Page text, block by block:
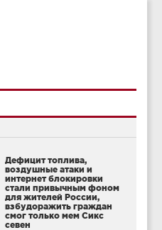
Дефицит топлива,
воздушные атаки и
интернет блокировки
стали привычным фоном
для жителей России,
взбудоражить граждан
смог только мем Сикс
севен